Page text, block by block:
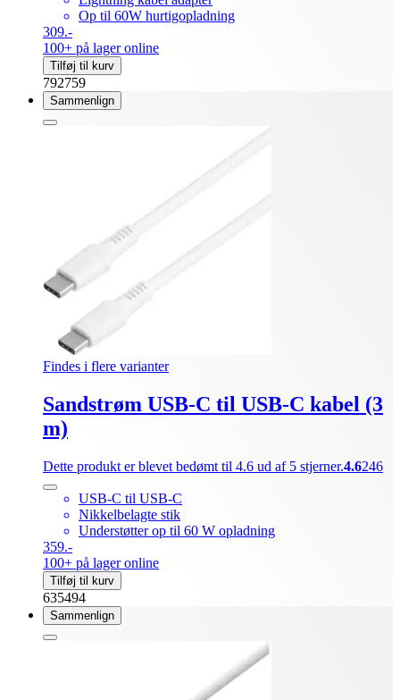
Op til 60W hurtigopladning
309.-
100+ på lager online
Tilføj til kurv
792759
Sammenlign
Findes i flere varianter
Sandstrøm USB-C til USB-C kabel (3
m)
Dette produkt er blevet bedømt til 4.6 ud af 5 stjerner.4.6246
USB-C til USB-C
Nikkelbelagte stik
Understøtter op til 60 W opladning
359.-
100+ på lager online
Tilføj til kurv
635494
Sammenlign